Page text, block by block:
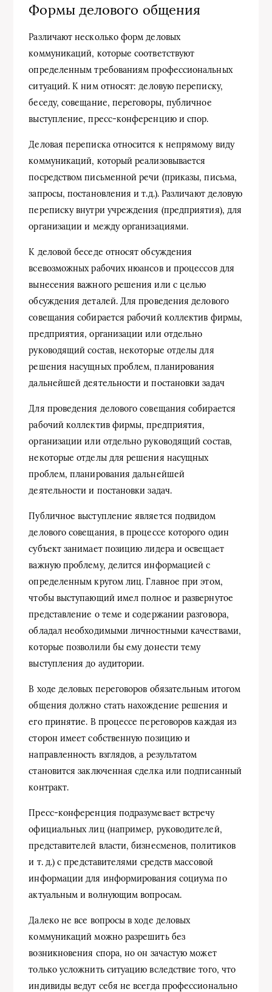
Формы делового общения
Различают несколько форм деловых
коммуникаций, которые соответствуют
определенным требованиям профессиональных
ситуаций. К ним относят: деловую переписку,
беседу, совещание, переговоры, публичное
выступление, пресс-конференцию и спор.
Деловая переписка относится к непрямому виду
коммуникаций, который реализовывается
посредством письменной речи (приказы, письма,
запросы, постановления и т.д.). Различают деловую
переписку внутри учреждения (предприятия), для
организации и между организациями.
К деловой беседе относят обсуждения
всевозможных рабочих нюансов и процессов для
вынесения важного решения или с целью
обсуждения деталей. Для проведения делового
совещания собирается рабочий коллектив фирмы,
предприятия, организации или отдельно
руководящий состав, некоторые отделы для
решения насущных проблем, планирования
дальнейшей деятельности и постановки задач
Для проведения делового совещания собирается
рабочий коллектив фирмы, предприятия,
организации или отдельно руководящий состав,
некоторые отделы для решения насущных
проблем, планирования дальнейшей
деятельности и постановки задач.
Публичное выступление является подвидом
делового совещания, в процессе которого один
субъект занимает позицию лидера и освещает
важную проблему, делится информацией с
определенным кругом лиц. Главное при этом,
чтобы выступающий имел полное и развернутое
представление о теме и содержании разговора,
обладал необходимыми личностными качествами,
которые позволили бы ему донести тему
выступления до аудитории.
В ходе деловых переговоров обязательным итогом
общения должно стать нахождение решения и
его принятие. В процессе переговоров каждая из
сторон имеет собственную позицию и
направленность взглядов, а результатом
становится заключенная сделка или подписанный
контракт.
Пресс-конференция подразумевает встречу
официальных лиц (например, руководителей,
представителей власти, бизнесменов, политиков
и т. д.) с представителями средств массовой
информации для информирования социума по
актуальным и волнующим вопросам.
Далеко не все вопросы в ходе деловых
коммуникаций можно разрешить без
возникновения спора, но он зачастую может
только усложнить ситуацию вследствие того, что
индивиды ведут себя не всегда профессионально